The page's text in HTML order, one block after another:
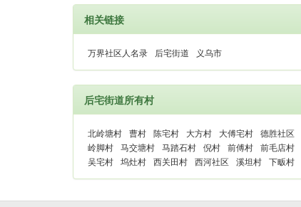
相关链接
万界社区人名录 后宅街道 义乌市
后宅街道所有村
北岭塘村 曹村 陈宅村 大方村 大傅宅村 德胜社区
岭脚村 马交塘村 马踏石村 倪村 前傅村 前毛店村
吴宅村 坞灶村 西关田村 西河社区 溪坦村 下畈村